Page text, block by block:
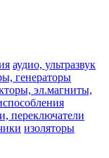
аудио, ультразвук
генераторы
эл.магниты,
переключатели
изоляторы